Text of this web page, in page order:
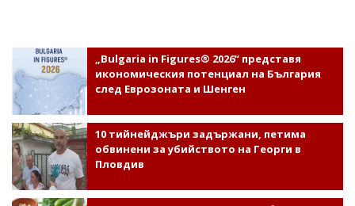
„Bulgaria in Figures® 2026“ представя
икономическия потенциал на България
след Еврозоната и Шенген
10 тийнейджъри задържани, петима
обвинени за убийството на Георги в
Пловдив